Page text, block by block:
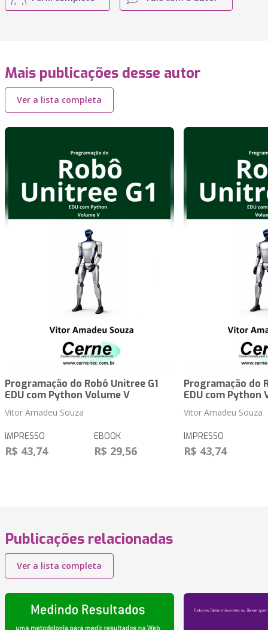
Mais publicações desse autor
Ver a lista completa
Programação do Robô Unitree G1
EDU com Python Volume V
Vitor Amadeu Souza
IMPRESSO
R$ 43,74
EBOOK
R$ 29,56
Programação do
EDU com Python
Vitor Amadeu Souza
IMPRESSO
R$ 43,74
Publicações relacionadas
Ver a lista completa